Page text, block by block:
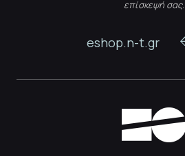
επίσκεψή σας.
eshop.n-t.gr